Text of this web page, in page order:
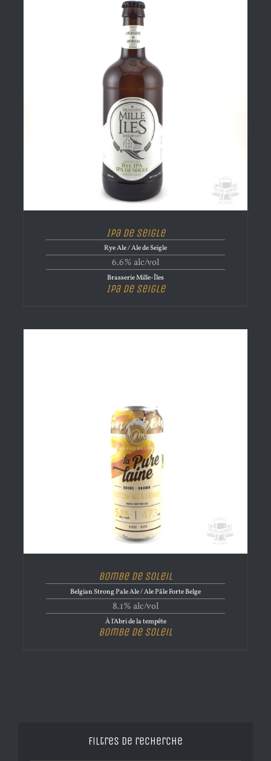
Ipa de Seigle
Rye Ale / Ale de Seigle
6.6% alc/vol
Brasserie Mille-Îles
Ipa de Seigle
Bombe de Soleil
Belgian Strong Pale Ale / Ale Pâle Forte Belge
8.1% alc/vol
À l'Abri de la tempête
Bombe de Soleil
Filtres de recherche